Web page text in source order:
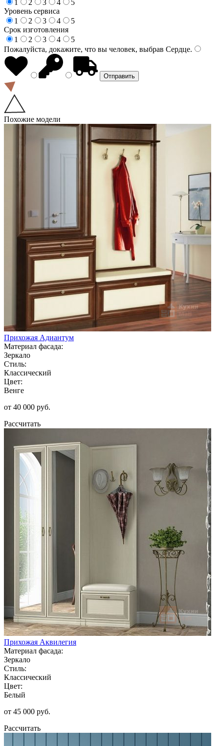
1 2 3 4
5
Уровень сервиса
1
2 3 4
5
Срок изготовления
1
2 3 4
5
Пожалуйста, докажите, что вы человек, выбрав Сердце.
Похожие модели
Прихожая Адиантум
Материал фасада:
Зеркало
Стиль:
Классический
Цвет:
Венге
от 40 000 руб.
Рассчитать
Прихожая Аквилегия
Материал фасада:
Зеркало
Стиль:
Классический
Цвет:
Белый
от 45 000 руб.
Рассчитать